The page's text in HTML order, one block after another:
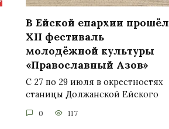
В Ейской епархии прошёл
XII фестиваль
молодёжной культуры
«Православный Азов»
С 27 по 29 июля в окрестностях
станицы Должанской Ейского
0 117